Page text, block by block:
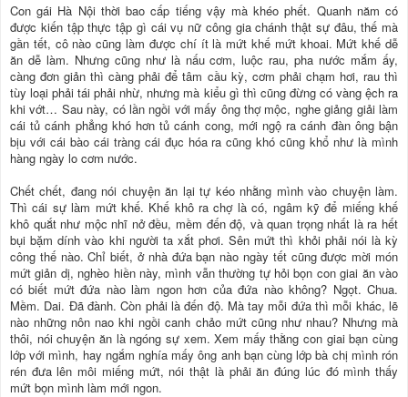
Con gái Hà Nội thời bao cấp tiếng vậy mà khéo phết. Quanh năm có
được kiến tập thực tập gì cái vụ nữ công gia chánh thật sự đâu, thế mà
gần tết, cô nào cũng làm được chí ít là mứt khế mứt khoai. Mứt khế dễ
ăn dễ làm. Nhưng cũng như là nấu cơm, luộc rau, pha nước mắm ấy,
càng đơn giản thì càng phải để tâm cầu kỳ, cơm phải chạm hơi, rau thì
tùy loại phải tái phải nhừ, nhưng mà kiểu gì thì cũng đừng có vàng ệch ra
khi vớt… Sau này, có lần ngồi với mấy ông thợ mộc, nghe giảng giải làm
cái tủ cánh phẳng khó hơn tủ cánh cong, mới ngộ ra cánh đàn ông bận
bịu với cái bào cái tràng cái đục hóa ra cũng khó cũng khổ như là mình
hàng ngày lo cơm nước.
Chết chết, đang nói chuyện ăn lại tự kéo nhằng mình vào chuyện làm.
Thì cái sự làm mứt khế. Khế khô ra chợ là có, ngâm kỹ để miếng khế
khô quắt như mộc nhĩ nở đều, mềm đến độ, và quan trọng nhất là ra hết
bụi bặm dính vào khi người ta xắt phơi. Sên mứt thì khỏi phải nói là kỳ
công thế nào. Chỉ biết, ở nhà đứa bạn nào ngày tết cũng được mời món
mứt giản dị, nghèo hiền này, mình vẫn thường tự hỏi bọn con giai ăn vào
có biết mứt đứa nào làm ngon hơn của đứa nào không? Ngọt. Chua.
Mềm. Dai. Đã đành. Còn phải là đến độ. Mà tay mỗi đứa thì mỗi khác, lẽ
nào những nôn nao khi ngồi canh chảo mứt cũng như nhau? Nhưng mà
thôi, nói chuyện ăn là ngóng sự xem. Xem mấy thằng con giai bạn cùng
lớp với mình, hay ngắm nghía mấy ông anh bạn cùng lớp bà chị mình rón
rén đưa lên môi miếng mứt, nói thật là phải ăn đúng lúc đó mình thấy
mứt bọn mình làm mới ngon.